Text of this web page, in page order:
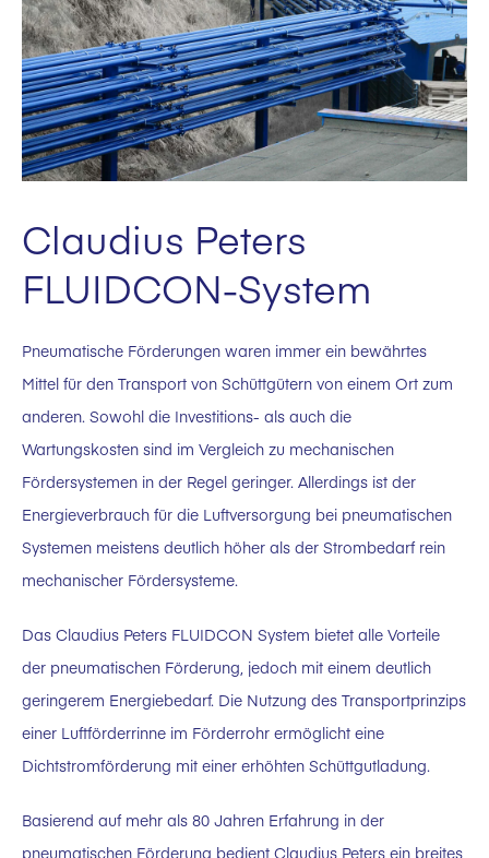
Claudius Peters
FLUIDCON-System
Pneumatische Förderungen waren immer ein bewährtes
Mittel für den Transport von Schüttgütern von einem Ort zum
anderen. Sowohl die Investitions- als auch die
Wartungskosten sind im Vergleich zu mechanischen
Fördersystemen in der Regel geringer. Allerdings ist der
Energieverbrauch für die Luftversorgung bei pneumatischen
Systemen meistens deutlich höher als der Strombedarf rein
mechanischer Fördersysteme.
Das Claudius Peters FLUIDCON System bietet alle Vorteile
der pneumatischen Förderung, jedoch mit einem deutlich
geringerem Energiebedarf. Die Nutzung des Transportprinzips
einer Luftförderrinne im Förderrohr ermöglicht eine
Dichtstromförderung mit einer erhöhten Schüttgutladung.
Basierend auf mehr als 80 Jahren Erfahrung in der
pneumatischen Förderung bedient Claudius Peters ein breites